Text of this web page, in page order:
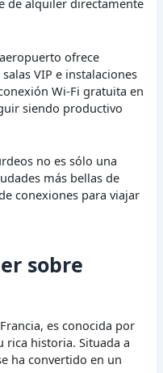
de alquiler directamente
ofrece
VIP e instalaciones
Wi-Fi gratuita en
siendo productivo
no es sólo una
más bellas de
conexiones para viajar
sobre
es conocida por
rica historia. Situada a
ha convertido en un